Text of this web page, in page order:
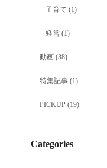
子育て (1)
経営(1)
動画(38)
特集記事(1)
PICKUP(19)
Categories